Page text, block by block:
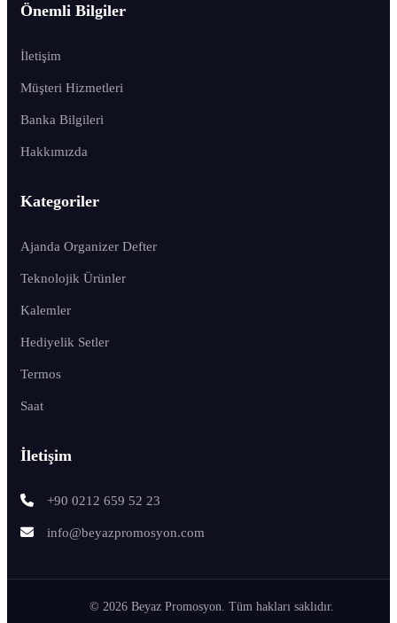
Önemli Bilgiler
İletişim
Müşteri Hizmetleri
Banka Bilgileri
Hakkımızda
Kategoriler
Ajanda Organizer Defter
Teknolojik Ürünler
Kalemler
Hediyelik Setler
Termos
Saat
İletişim
+90 0212 659 52 23
info@beyazpromosyon.com
© 2026 Beyaz Promosyon. Tüm hakları saklıdır.